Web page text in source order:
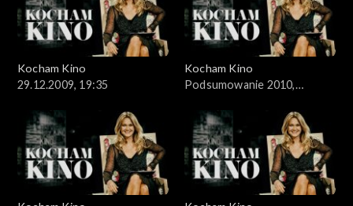
Kocham Kino
29.12.2009, 19:35
Kocham Kino
Podsumowanie 2010,